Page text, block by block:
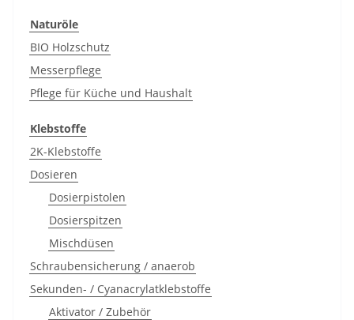
Naturöle
BIO Holzschutz
Messerpflege
Pflege für Küche und Haushalt
Klebstoffe
2K-Klebstoffe
Dosieren
Dosierpistolen
Dosierspitzen
Mischdüsen
Schraubensicherung / anaerob
Sekunden- / Cyanacrylatklebstoffe
Aktivator / Zubehör